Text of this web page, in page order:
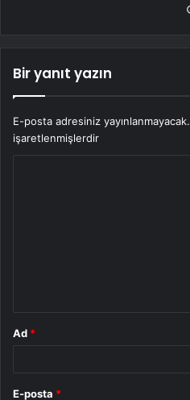
Bir yanıt yazın
E-posta adresiniz yayınlanmayacak.
işaretlenmişlerdir
Ad *
E-posta *